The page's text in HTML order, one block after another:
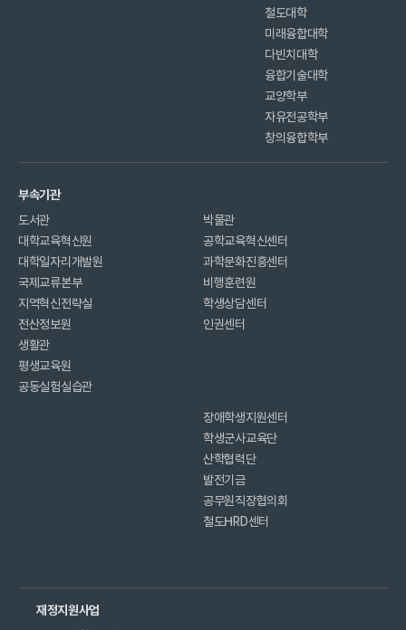
철도대학
미래융합대학
다빈치대학
융합기술대학
교양학부
자유전공학부
창의융합학부
부속기관
도서관
대학교육혁신원
대학일자리개발원
국제교류본부
지역혁신전략실
전산정보원
생활관
평생교육원
공동실험실습관
박물관
공학교육혁신센터
과학문화진흥센터
비행훈련원
학생상담센터
인권센터
장애학생지원센터
학생군사교육단
산학협력단
발전기금
공무원직장협의회
철도HRD센터
재정지원사업